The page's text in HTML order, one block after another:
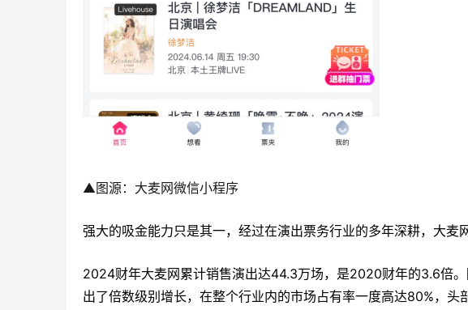
▲图源：大麦网微信小程序
强大的吸金能力只是其一，经过在演出票务行业的多年深耕，大麦
2024财年大麦网累计销售演出达44.3万场，是2020财年的3.6倍
出了倍数级别增长，在整个行业内的市场占有率一度高达80%，头